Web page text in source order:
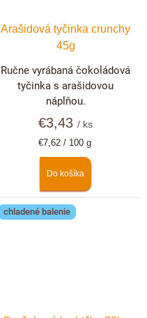
Arašidová tyčinka crunchy
45g
€3,43/ ks
Jednotková
€7,62 / 100 g
Do košíka
Ručne vyrábaná čokoládová
tyčinka s arašidovou
náplňou.
chladené balenie